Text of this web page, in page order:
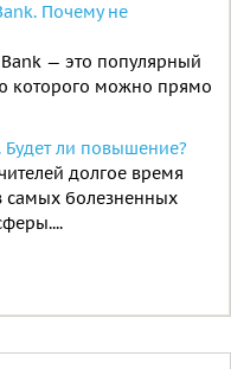
Почему не
Bank — это популярный
которого можно прямо
Будет ли повышение?
долгое время
самых болезненных